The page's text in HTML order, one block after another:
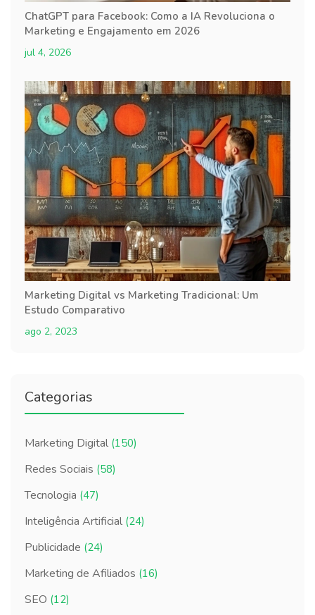
ChatGPT para Facebook: Como a IA Revoluciona o
Marketing e Engajamento em 2026
jul 4, 2026
Marketing Digital vs Marketing Tradicional: Um
Estudo Comparativo
ago 2, 2023
Categorias
Marketing Digital (150)
Redes Sociais (58)
Tecnologia (47)
Inteligência Artificial (24)
Publicidade (24)
Marketing de Afiliados (16)
SEO (12)